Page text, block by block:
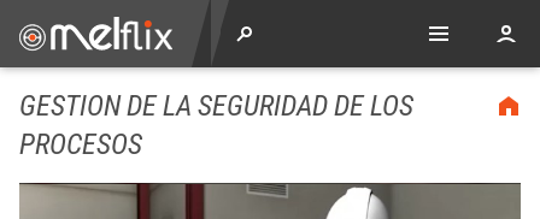
GESTION DE LA SEGURIDAD DE LOS
PROCESOS